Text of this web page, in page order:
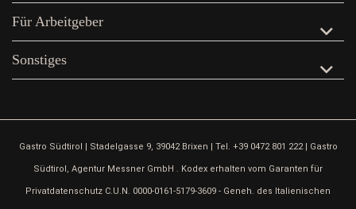
Für Arbeitgeber
Sonstiges
Gastro Südtirol | Stadelgasse 9, 39042 Brixen | Tel. +39 0472 801 222 | Gastro
Südtirol, Agentur Messner GmbH . Kodex erhalten vom Garanten für
Privatdatenschutz C.U.N. 0000-0161-5179-3609 - Geneh. des Italienischen